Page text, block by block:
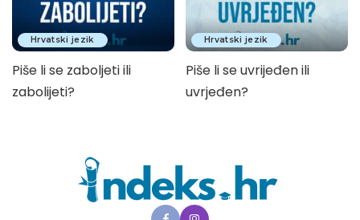
Hrvatski jezik
Piše li se zaboljeti ili
zabolijeti?
Hrvatski jezik
Piše li se uvrijeđen ili
uvrjeđen?